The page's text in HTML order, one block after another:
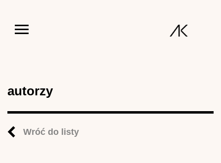
autorzy
Wróć do listy